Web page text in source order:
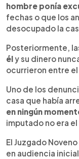
hombre ponía
fechas o que los
desocupado la
Posteriormente,
ély su dinero
ocurrieron entre el
Uno de los
casa que había
en ningún
imputado no era
El Juzgado
en audiencia